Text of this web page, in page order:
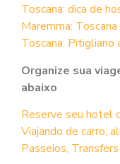
Toscana: dica de
Maremma: Toscana
Toscana: Pitigliano
Organize sua
abaixo
Reserve seu hotel
Viajando de carro,
Passeios,